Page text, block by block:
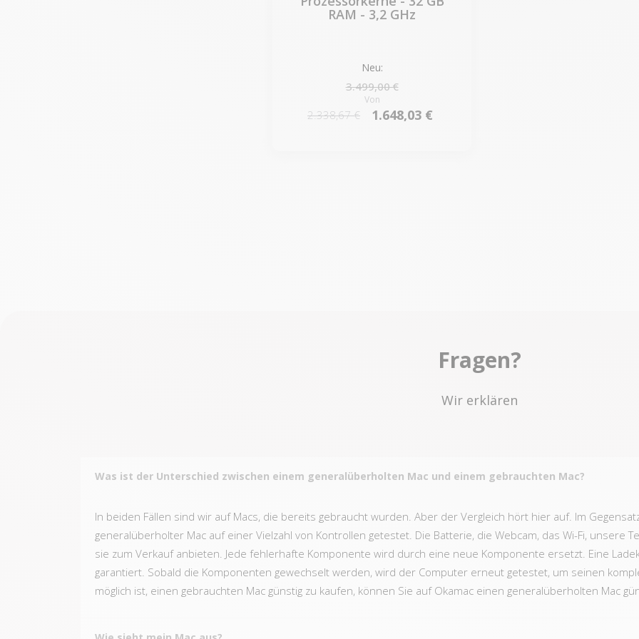
RAM - 3,2 GHz
Neu:
3.499,00 €
Von
2.338,67 € 1.648,03 €
Fragen?
Wir erklären
Was ist der Unterschied zwischen einem generalüberholten Mac und einem gebrauchten Mac?
In beiden Fällen sind wir auf Macs, die bereits gebraucht wurden. Aber der Vergleich hört hier auf. Im
generalüberholter Mac auf einer Vielzahl von Kontrollen getestet. Die Batterie, die Webcam, das Wi-Fi, unsere
sie zum Verkauf anbieten. Jede fehlerhafte Komponente wird durch eine neue Komponente ersetzt. Eine
garantiert. Sobald die Komponenten gewechselt werden, wird der Computer erneut getestet, um seinen
möglich ist, einen gebrauchten Mac günstig zu kaufen, können Sie auf Okamac einen generalüberholten Mac